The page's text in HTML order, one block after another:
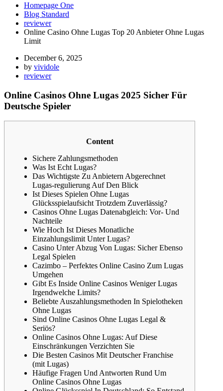
Homepage One
Blog Standard
reviewer
Online Casino Ohne Lugas Top 20 Anbieter Ohne Lugas
Limit
December 6, 2025
by vividole
reviewer
Online Casinos Ohne Lugas 2025 Sicher Für
Deutsche Spieler
Content
Sichere Zahlungsmethoden
Was Ist Echt Lugas?
Das Wichtigste Zu Anbietern Abgerechnet
Lugas-regulierung Auf Den Blick
Ist Dieses Spielen Ohne Lugas
Glücksspielaufsicht Trotzdem Zuverlässig?
Casinos Ohne Lugas Datenabgleich: Vor- Und
Nachteile
Wie Hoch Ist Dieses Monatliche
Einzahlungslimit Unter Lugas?
Casino Unter Abzug Von Lugas: Sicher Ebenso
Legal Spielen
Cazimbo – Perfektes Online Casino Zum Lugas
Umgehen
Gibt Es Inside Online Casinos Weniger Lugas
Irgendwelche Limits?
Beliebte Auszahlungsmethoden In Spielotheken
Ohne Lugas
Sind Online Casinos Ohne Lugas Legal &
Seriös?
Online Casinos Ohne Lugas: Auf Diese
Einschränkungen Verzichten Sie
Die Besten Casinos Mit Deutscher Franchise
(mit Lugas)
Häufige Fragen Und Antworten Rund Um
Online Casinos Ohne Lugas